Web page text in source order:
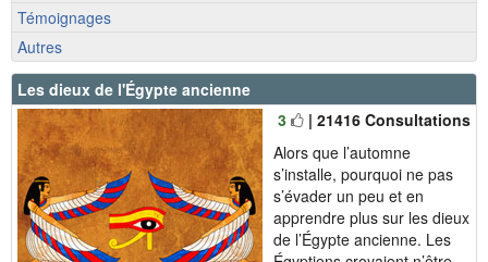
Témoignages
Autres
Les dieux de l'Égypte ancienne
3
| 21416 Consultations
Alors que l’automne
s’installe, pourquoi ne pas
s’évader un peu et en
apprendre plus sur les dieux
de l’Égypte ancienne. Les